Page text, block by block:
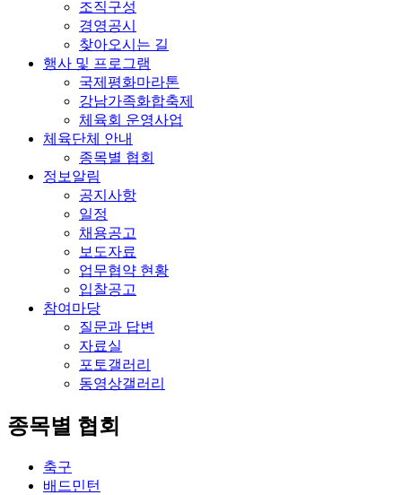
조직구성
경영공시
찾아오시는 길
행사 및 프로그램
국제평화마라톤
강남가족화합축제
체육회 운영사업
체육단체 안내
종목별 협회
정보알림
공지사항
일정
채용공고
보도자료
업무협약 현황
입찰공고
참여마당
질문과 답변
자료실
포토갤러리
동영상갤러리
종목별 협회
축구
배드민턴